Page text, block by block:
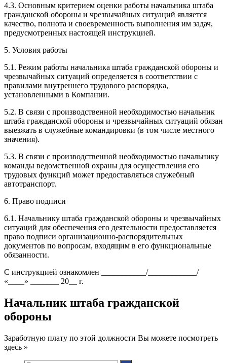
4.3. Основным критерием оценки работы начальника штаба
гражданской обороны и чрезвычайных ситуаций является
качество, полнота и своевременность выполнения им задач,
предусмотренных настоящей инструкцией.
5. Условия работы
5.1. Режим работы начальника штаба гражданской обороны и
чрезвычайных ситуаций определяется в соответствии с
правилами внутреннего трудового распорядка,
установленными в Компании.
5.2. В связи с производственной необходимостью начальник
штаба гражданской обороны и чрезвычайных ситуаций обязан
выезжать в служебные командировки (в том числе местного
значения).
5.3. В связи с производственной необходимостью начальнику
команды ведомственной охраны для осуществления его
трудовых функций может предоставляться служебный
автотранспорт.
6. Право подписи
6.1. Начальнику штаба гражданской обороны и чрезвычайных
ситуаций для обеспечения его деятельности предоставляется
право подписи организационно-распорядительных
документов по вопросам, входящим в его функциональные
обязанности.
С инструкцией ознакомлен ___________/____________/
«____» _______ 20__ г.
Начальник штаба гражданской
обороны
Заработную плату по этой должности Вы можете посмотреть
здесь »